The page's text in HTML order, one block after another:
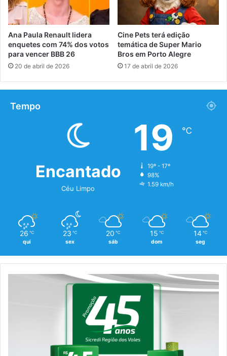
Ana Paula Renault lidera
enquetes com 74% dos votos
para vencer BBB 26
20 de abril de 2026
Cine Pets terá edição
temática de Super Mario
Bros em Porto Alegre
17 de abril de 2026
Tempo
Encantado
Céu Limpo
19 ℃
19º - 17º
98%
1.59 km/h
26 ℃
qui
23 ℃
sex
20 ℃
sáb
15 ℃
dom
14 ℃
seg